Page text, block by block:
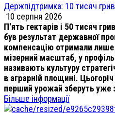
Держпідтримка: 10 тисяч
10 серпня 2026
П'ять гектарів і 50 тисяч
був результат державної
компенсацію отримали
мізерний масштаб, у
називають культуру
в аграрній площині.
перший урожай зберуть уже
Більше інформації